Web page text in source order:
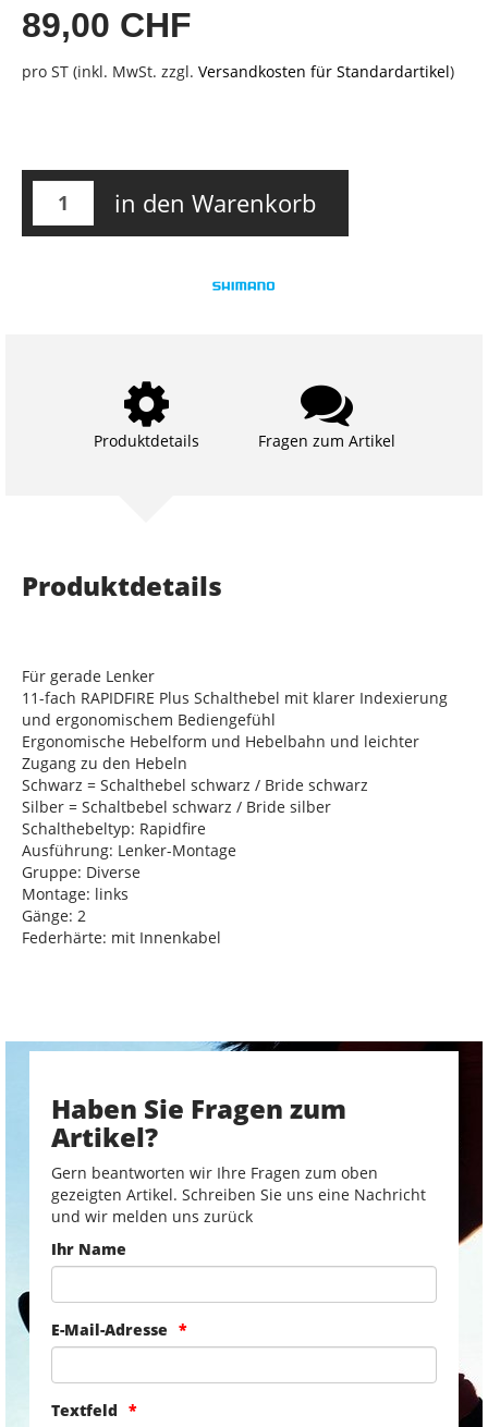
89,00 CHF
pro ST (inkl. MwSt. zzgl. Versandkosten für Standardartikel)
in den Warenkorb
Produktdetails Fragen zum Artikel
Produktdetails
Für gerade Lenker
11-fach RAPIDFIRE Plus Schalthebel mit klarer Indexierung
und ergonomischem Bediengefühl
Ergonomische Hebelform und Hebelbahn und leichter
Zugang zu den Hebeln
Schwarz = Schalthebel schwarz / Bride schwarz
Silber = Schaltbebel schwarz / Bride silber
Schalthebeltyp: Rapidfire
Ausführung: Lenker-Montage
Gruppe: Diverse
Montage: links
Gänge: 2
Federhärte: mit Innenkabel
Haben Sie Fragen zum
Artikel?
Gern beantworten wir Ihre Fragen zum oben
gezeigten Artikel. Schreiben Sie uns eine Nachricht
und wir melden uns zurück
Ihr Name
E-Mail-Adresse
Textfeld